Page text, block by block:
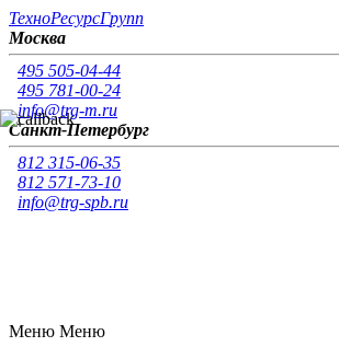
ТехноРесурсГрупп
Москва
495 505-04-44
495 781-00-24
info@trg-m.ru
Санкт-Петербург
812 315-06-35
812 571-73-10
info@trg-spb.ru
Меню Меню